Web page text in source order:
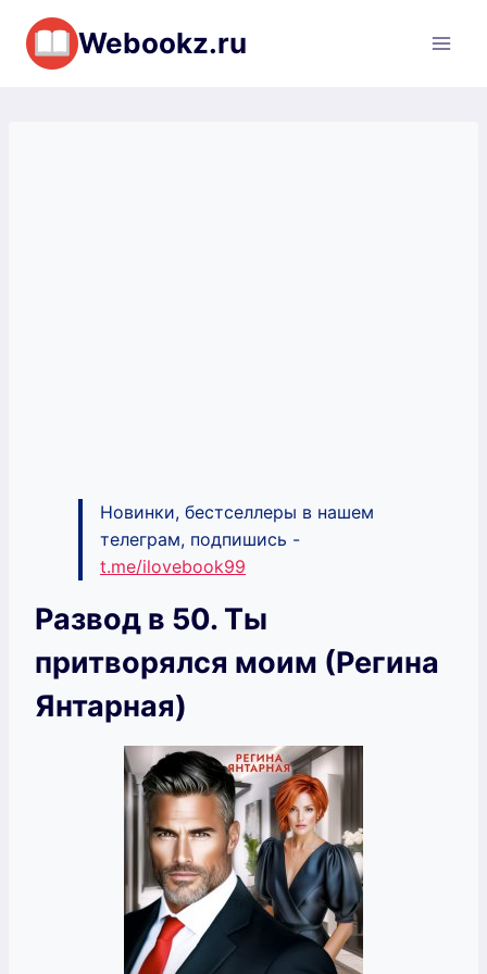
Перейти
содержимому
Webookz.ru
Новинки, бестселлеры в нашем
телеграм, подпишись -
t.me/ilovebook99
Развод в 50. Ты
притворялся моим (Регина
Янтарная)